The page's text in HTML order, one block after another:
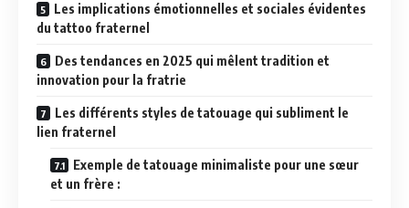
Les implications émotionnelles et sociales évidentes
du tattoo fraternel
Des tendances en 2025 qui mêlent tradition et
innovation pour la fratrie
Les différents styles de tatouage qui subliment le
lien fraternel
Exemple de tatouage minimaliste pour une sœur
et un frère :